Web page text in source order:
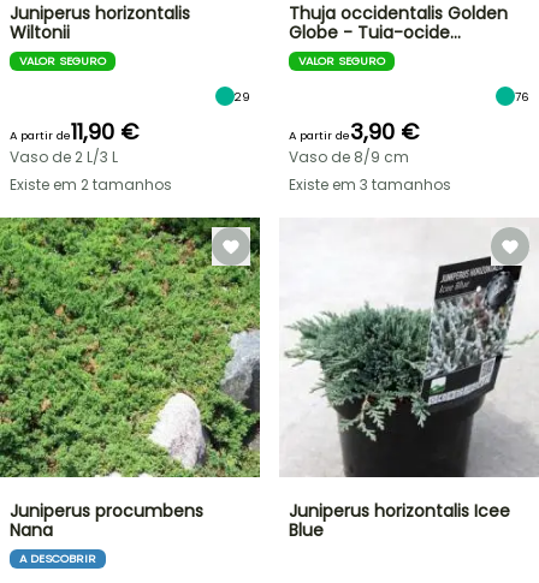
Juniperus horizontalis
Wiltonii
VALOR SEGURO
29
A partir de11,90 €
Vaso de 2 L/3 L
Existe em 2 tamanhos
Thuja occidentalis Golden
Globe - Tuia-ocide…
VALOR SEGURO
76
A partir de3,90 €
Vaso de 8/9 cm
Existe em 3 tamanhos
Juniperus procumbens
Nana
A DESCOBRIR
Juniperus horizontalis Icee
Blue